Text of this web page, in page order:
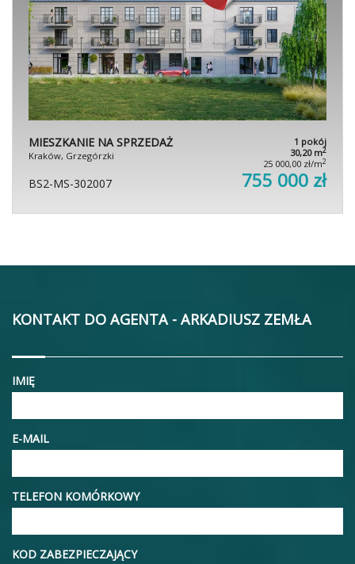
MIESZKANIE NA SPRZEDAŻ
Kraków, Grzegórzki
1 pokój
30,20 m2
25 000,00 zł/m2
BS2-MS-302007 755 000 zł
KONTAKT DO AGENTA - ARKADIUSZ ZEMŁA
IMIĘ
E-MAIL
TELEFON KOMÓRKOWY
KOD ZABEZPIECZAJĄCY